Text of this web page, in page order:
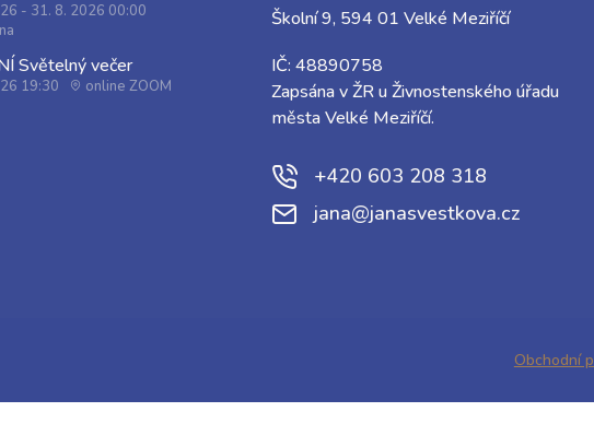
- 31. 8. 2026 00:00
Světelný večer
19:30 online ZOOM
Školní 9, 594 01 Velké Meziříčí
IČ: 48890758
Zapsána v ŽR u Živnostenského úřadu
města Velké Meziříčí.
+420 603 208 318
jana@janasvestkova.cz
Obchodní